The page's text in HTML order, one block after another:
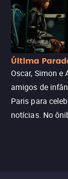
Última
Oscar, Simon e
amigos de
Paris para
notícias. No